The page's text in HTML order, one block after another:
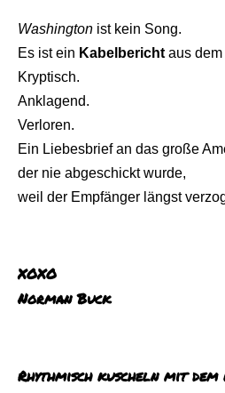
Washington ist kein Song.
Es istein Kabelbericht aus dem
Kryptisch.
Anklagend.
Verloren.
Ein Liebesbriefan das große
der nie abgeschicktwurde,
weil der Empfänger längst
XOXO
Norman Buck
Rhythmisch kuscheln mit